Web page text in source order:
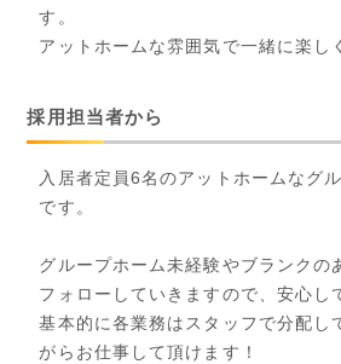
す。
アットホームな雰囲気で一緒に楽し
採用担当者から
入居者定員6名のアットホームなグ
です。
グループホーム未経験やブランクの
フォローしていきますので、安心し
基本的に各業務はスタッフで分配し
がらお仕事して頂けます！